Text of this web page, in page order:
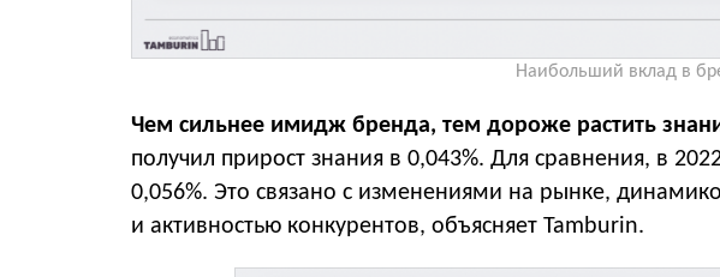
Наибольший вклад в
Чем сильнее имидж бренда, тем дороже растить
получил прирост знания в 0,043%. Для сравнения, в
0,056%. Это связано с изменениями на рынке,
и активностью конкурентов, объясняет Tamburin.